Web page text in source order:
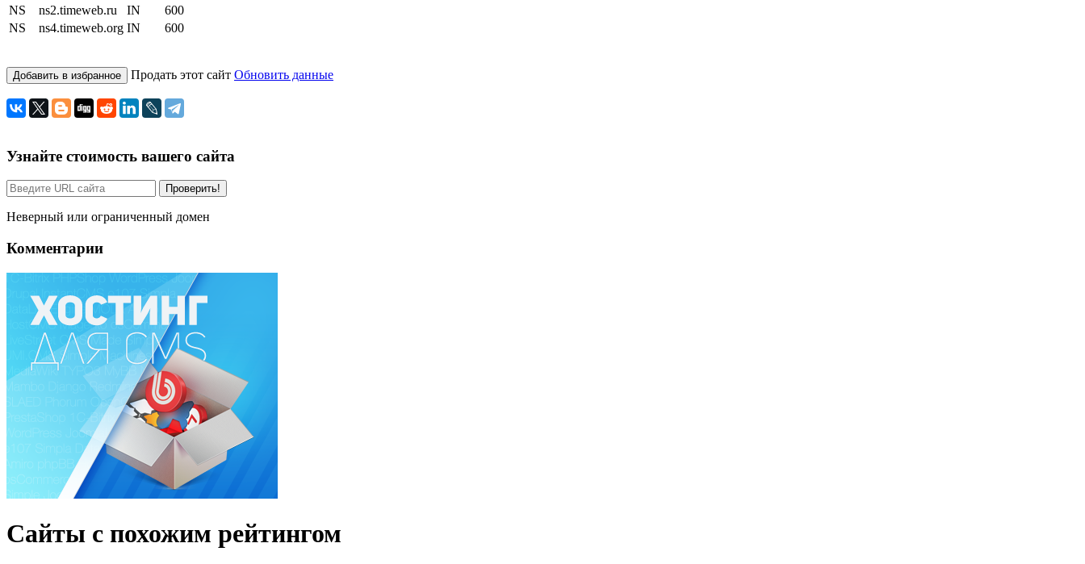
NS
ns2.timeweb.ru IN
600
NS
ns4.timeweb.org IN 600
Добавить в избранное Продать этот сайт Обновить данные
Узнайте стоимость вашего сайта
Проверить!
Неверный или ограниченный домен
Комментарии
Сайты с похожим рейтингом